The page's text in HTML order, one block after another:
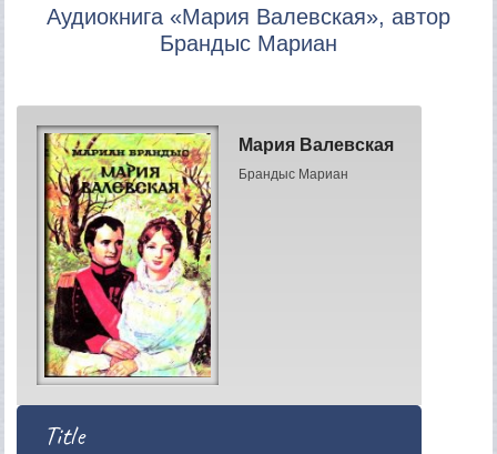
Аудиокнига «Мария Валевская», автор
Брандыс Мариан
Мария Валевская
Брандыс Мариан
Title